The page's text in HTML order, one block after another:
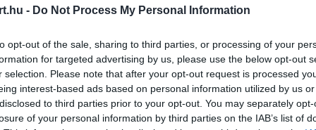
- Do Not Process My Personal Information
opt-out of the sale, sharing to third parties, or processing of your
for targeted advertising by us, please use the below opt-out
selection. Please note that after your opt-out request is processed
interest-based ads based on personal information utilized by us
to third parties prior to your opt-out. You may separately
of your personal information by third parties on the IAB’s list of
Sagrada Famíliára néző Hotel Sercotel
egyértelmű üzenet volt arra
hellyel rendelkezik a száguldó